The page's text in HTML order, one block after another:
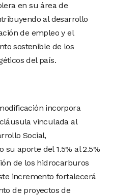
en su área de
al desarrollo
de empleo y el
sostenible de los
del país.
incorpora
vinculada al
Social,
su aporte del 1.5% al 2.5%
de los hidrocarburos
incremento fortalecerá
de proyectos de